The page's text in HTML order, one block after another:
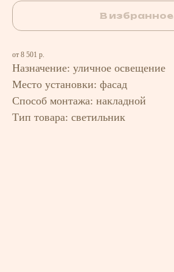
В избранное
от 8 501 р.
Назначение: уличное освещение
Место установки: фасад
Способ монтажа: накладной
Тип товара: светильник